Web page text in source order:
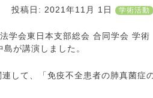
投稿日: 2021年11月 1日 学術活動
学会東日本支部総会 合同学会 学術
が講演しました。
して、「免疫不全患者の肺真菌症